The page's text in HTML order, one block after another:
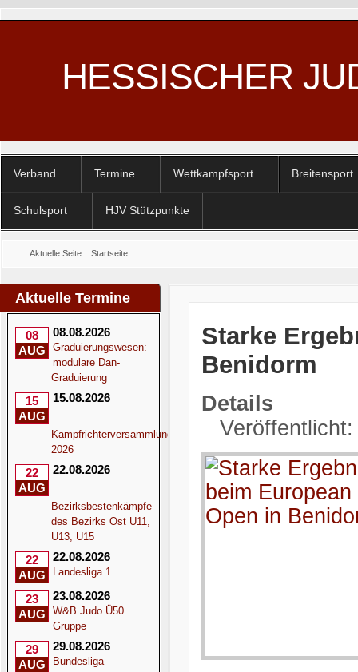
HESSISCHER
Verband Termine Wettkampfsport Breitensport
Schulsport HJV Stützpunkte
Aktuelle Seite: Startseite
Aktuelle Termine
08
AUG
08.08.2026
Graduierungswesen:
modulare Dan-
Graduierung
15
AUG
15.08.2026
Kampfrichterversammlung
2026
22
AUG
22.08.2026
Bezirksbestenkämpfe
des Bezirks Ost U11,
U13, U15
22
AUG
22.08.2026
Landesliga 1
23
AUG
23.08.2026
W&B Judo Ü50
Gruppe
29
AUG
29.08.2026
Bundesliga
Starke
Benidorm
Details